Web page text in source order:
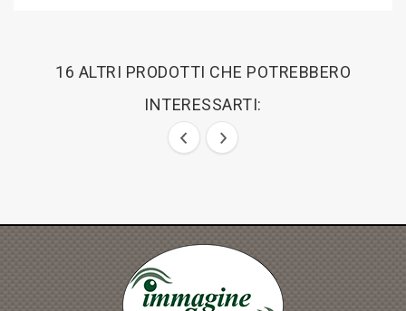
16 ALTRI PRODOTTI CHE POTREBBERO
INTERESSARTI: